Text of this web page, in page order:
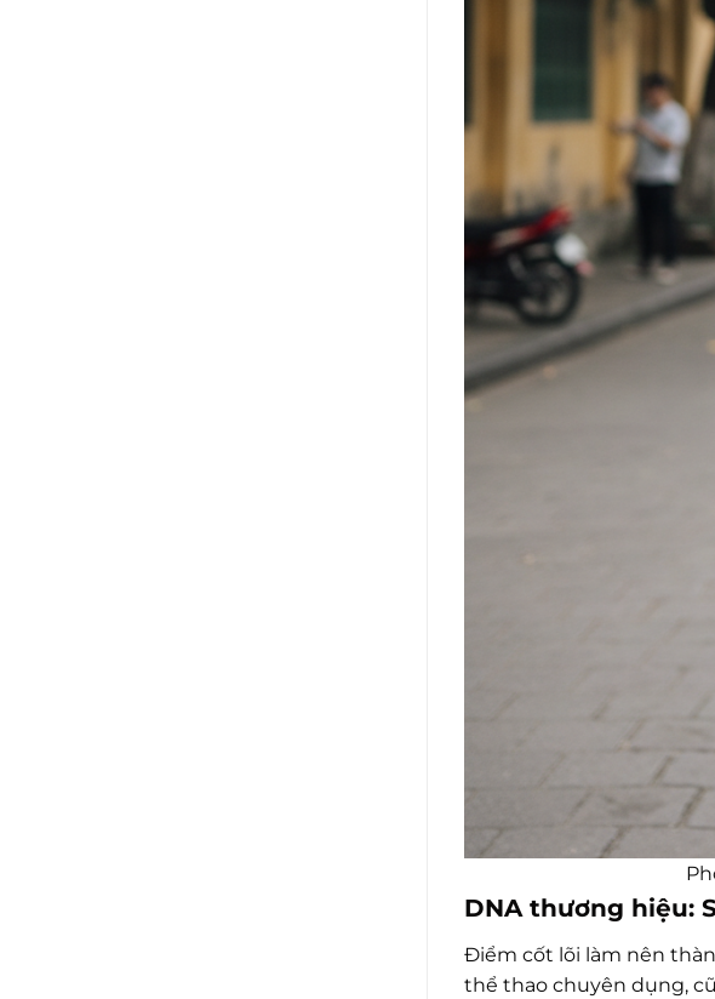
DNA thương hiệu:
Điểm cốt lõi làm nên
thể thao chuyên dụng,